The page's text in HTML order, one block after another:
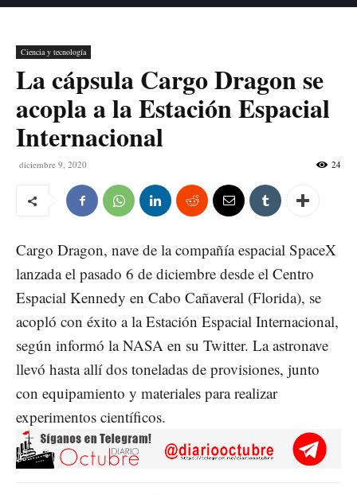
Ciencia y tecnología
La cápsula Cargo Dragon se
acopla a la Estación Espacial
Internacional
diciembre 9, 2020 24
Cargo Dragon, nave de la compañía espacial SpaceX
lanzada el pasado 6 de diciembre desde el Centro
Espacial Kennedy en Cabo Cañaveral (Florida), se
acopló con éxito a la Estación Espacial Internacional,
según informó la NASA en su Twitter. La astronave
llevó hasta allí dos toneladas de provisiones, junto
con equipamiento y materiales para realizar
experimentos científicos.